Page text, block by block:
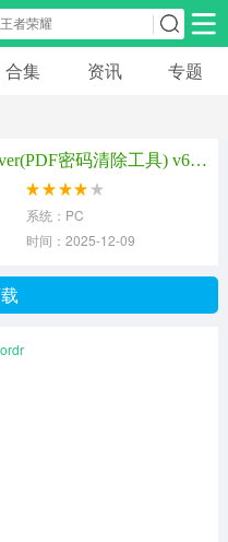
安卓游戏
合集 资讯 专题
pdf password remover(PDF密码清除工具) v6.0 绿色免费版
系统：PC
时间：2025-12-09